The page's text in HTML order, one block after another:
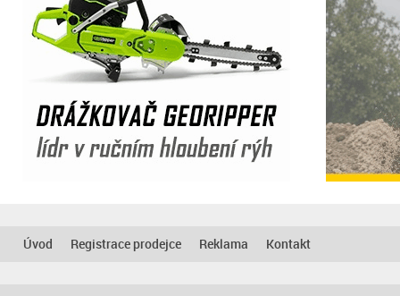
Úvod Registrace prodejce Reklama Kontakt